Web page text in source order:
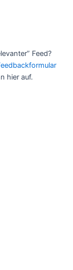
Feed?
hier auf.